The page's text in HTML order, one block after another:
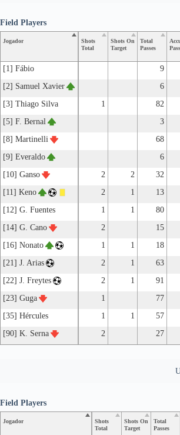
Jogador
Shots
Total
Shots On
Target
Total
Passes
[1] Fábio 9
[2] Samuel Xavier
6
[3] Thiago Silva
1 82
[5] F. Bernal
3
[8] Martinelli
68
[9] Everaldo
6
[10] Ganso
2 2 32
[11] Keno
2 1 13
[12] G. Fuentes
1 1 80
[14] G. Cano
2 15
[16] Nonato
1 1 18
[21] J. Arias
2 1 63
[22] J. Freytes
2 1 91
[23] Guga
1 77
[35] Hércules
1 1 57
[90] K. Serna
2 27
Field Players
Jogador
Shots
Total
Shots On
Target
Total
Passes
Field Players